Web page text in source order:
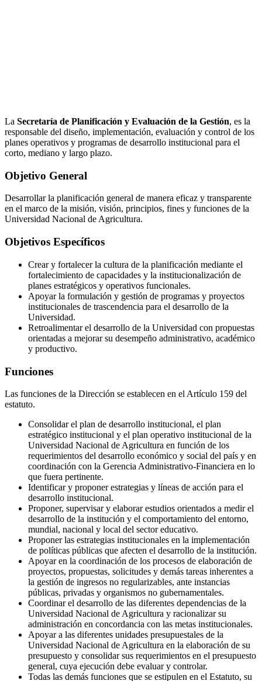
La Secretaría de Planificación y Evaluación de la Gestión, es la
responsable del diseño, implementación, evaluación y control de los
planes operativos y programas de desarrollo institucional para el
corto, mediano y largo plazo.
Objetivo General
Desarrollar la planificación general de manera eficaz y transparente
en el marco de la misión, visión, principios, fines y funciones de la
Universidad Nacional de Agricultura.
Objetivos Específicos
Crear y fortalecer la cultura de la planificación mediante el
fortalecimiento de capacidades y la institucionalización de
planes estratégicos y operativos funcionales.
Apoyar la formulación y gestión de programas y proyectos
institucionales de trascendencia para el desarrollo de la
Universidad.
Retroalimentar el desarrollo de la Universidad con propuestas
orientadas a mejorar su desempeño administrativo, académico
y productivo.
Funciones
Las funciones de la Dirección se establecen en el Artículo 159 del
estatuto.
Consolidar el plan de desarrollo institucional, el plan
estratégico institucional y el plan operativo institucional de la
Universidad Nacional de Agricultura en función de los
requerimientos del desarrollo económico y social del país y en
coordinación con la Gerencia Administrativo-Financiera en lo
que fuera pertinente.
Identificar y proponer estrategias y líneas de acción para el
desarrollo institucional.
Proponer, supervisar y elaborar estudios orientados a medir el
desarrollo de la institución y el comportamiento del entorno,
mundial, nacional y local del sector educativo.
Proponer las estrategias institucionales en la implementación
de políticas públicas que afecten el desarrollo de la institución.
Apoyar en la coordinación de los procesos de elaboración de
proyectos, propuestas, solicitudes y demás tareas inherentes a
la gestión de ingresos no regularizables, ante instancias
públicas, privadas y organismos no gubernamentales.
Coordinar el desarrollo de las diferentes dependencias de la
Universidad Nacional de Agricultura y racionalizar su
administración en concordancia con las metas institucionales.
Apoyar a las diferentes unidades presupuestales de la
Universidad Nacional de Agricultura en la elaboración de su
presupuesto y consolidar sus requerimientos en el presupuesto
general, cuya ejecución debe evaluar y controlar.
Todas las demás funciones que se estipulen en el Estatuto, su